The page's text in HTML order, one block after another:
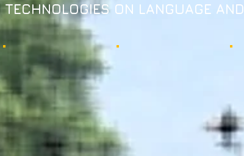
ON LANGUAGE AND